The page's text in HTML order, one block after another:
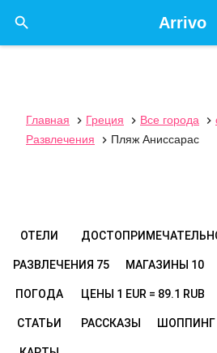
Arrivo

Главная  Греция  Все города 
Развлечения
 Пляж Аниссарас
ОТЕЛИ
РАЗВЛЕЧЕНИЯ 75 МАГАЗИНЫ 10
ПОГОДА ЦЕНЫ 1 EUR = 89.1 RUB
СТАТЬИ РАССКАЗЫ ШОППИНГ